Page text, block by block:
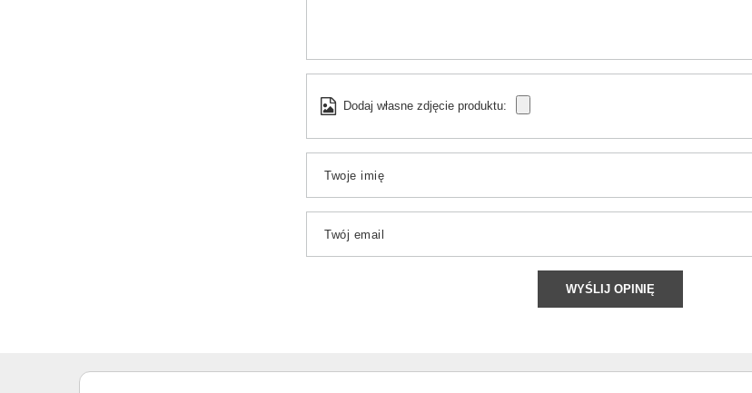
Dodaj własne zdjęcie produktu:
Twoje imię
Twój email
WYŚLIJ OPINIĘ